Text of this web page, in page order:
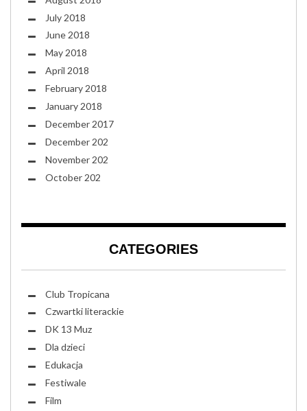
July 2018
June 2018
May 2018
April 2018
February 2018
January 2018
December 2017
December 202
November 202
October 202
CATEGORIES
Club Tropicana
Czwartki literackie
DK 13 Muz
Dla dzieci
Edukacja
Festiwale
Film